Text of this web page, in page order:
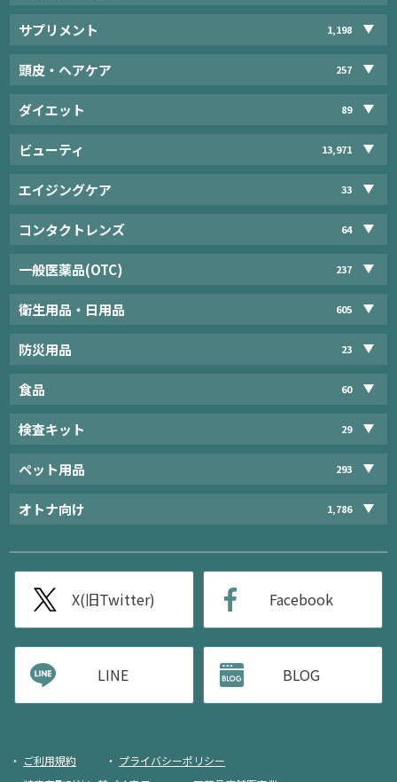
サプリメント 1,198
頭皮・ヘアケア 257
ダイエット 89
ビューティ 13,971
エイジングケア 33
コンタクトレンズ 64
一般医薬品(OTC) 237
衛生用品・日用品 605
防災用品 23
食品 60
検査キット 29
ペット用品 293
オトナ向け 1,786
X(旧Twitter) Facebook
LINE BLOG
ご利用規約
プライバシーポリシー